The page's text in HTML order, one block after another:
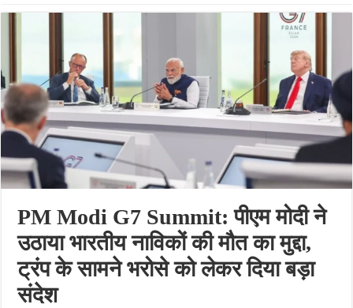
PM Modi G7 Summit: पीएम मोदी ने
उठाया भारतीय नाविकों की मौत का मुद्दा,
ट्रंप के सामने भरोसे को लेकर दिया बड़ा
संदेश